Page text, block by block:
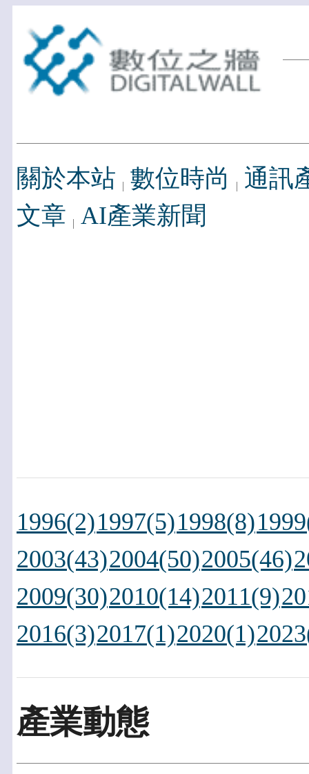
關於本站 數位時尚
通訊
文章 AI產業新聞
1996(2)1997(5)1998(8)
2003(43)2004(50)2005(46)
2009(30)2010(14)2011(9)
2016(3)2017(1)2020(1)
產業動態